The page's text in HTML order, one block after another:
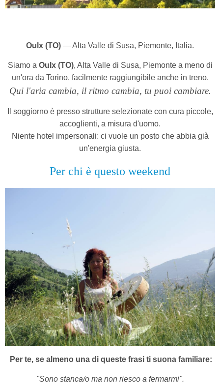
Oulx (TO) — Alta Valle di Susa, Piemonte, Italia.
Siamo a Oulx (TO), Alta Valle di Susa, Piemonte a meno di
un'ora da Torino, facilmente raggiungibile anche in treno.
Qui l'aria cambia, il ritmo cambia, tu puoi cambiare.
Il soggiorno è presso strutture selezionate con cura piccole,
accoglienti, a misura d'uomo.
Niente hotel impersonali: ci vuole un posto che abbia già
un'energia giusta.
Per chi è questo weekend
Per te, se almeno una di queste frasi ti suona familiare:
"Sono stanca/o ma non riesco a fermarmi".